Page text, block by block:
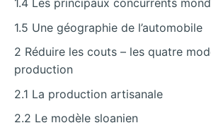
1.4 Les principaux concurrents
1.5 Une géographie de l’automobile
2 Réduire les couts – les quatre
production
2.1 La production artisanale
2.2 Le modèle sloanien